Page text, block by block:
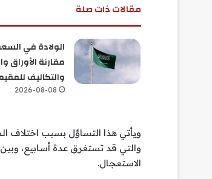
مقالات ذات صلة
الولادة في
مقارنة الأوراق
والتكاليف
2026-08-08
ويأتي هذا التساؤل بسبب اختلاف
والتي قد تستغرق عدة أسابيع،
الاستعجال.